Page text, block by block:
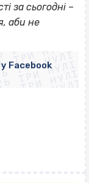
за сьогодні –
аби неНУЛІ
НУЛІ
ТРИ НУЛІ
ТРИ НУЛІ
ТРИ НУЛІ
ТРИ НУЛІ
ТРИ НУЛІ
ТРИ НУЛІ
Facebook